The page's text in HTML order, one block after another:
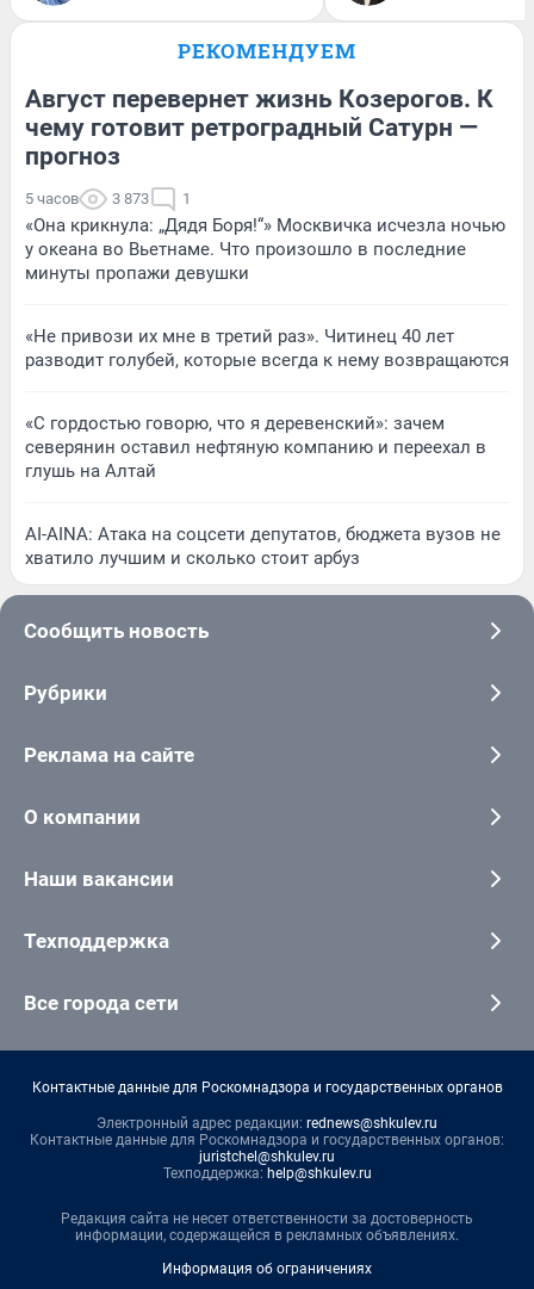
РЕКОМЕНДУЕМ
Август перевернет жизнь Козерогов. К
чему готовит ретроградный Сатурн —
прогноз
5 часов 3 873 1
«Она крикнула: „Дядя Боря!“» Москвичка исчезла ночью
у океана во Вьетнаме. Что произошло в последние
минуты пропажи девушки
«Не привози их мне в третий раз». Читинец 40 лет
разводит голубей, которые всегда к нему возвращаются
«С гордостью говорю, что я деревенский»: зачем
северянин оставил нефтяную компанию и переехал в
глушь на Алтай
AI-AINA: Атака на соцсети депутатов, бюджета вузов не
хватило лучшим и сколько стоит арбуз
Сообщить новость
Рубрики
Реклама на сайте
О компании
Наши вакансии
Техподдержка
Все города сети
Контактные данные для Роскомнадзора и государственных органов
Электронный адрес редакции: rednews@shkulev.ru
Контактные данные для Роскомнадзора и государственных органов:
juristchel@shkulev.ru
Техподдержка: help@shkulev.ru
Редакция сайта не несет ответственности за достоверность
информации, содержащейся в рекламных объявлениях.
Информация об ограничениях